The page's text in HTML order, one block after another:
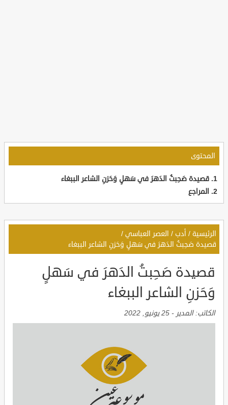
المحتوى
قصيدة صَحِبتُ الدَهرَ في سَهلٍ وَحَزنِ الشاعر الببغاء
المراجع
الرئيسية / أدب / العصر العباسي /
قصيدة صَحِبتُ الدَهرَ في سَهلٍ وَحَزنِ الشاعر الببغاء
قصيدة صَحِبتُ الدَهرَ في سَهلٍ
وَحَزنِ الشاعر الببغاء
الكاتب:المدير - 25 يونيو, 2022